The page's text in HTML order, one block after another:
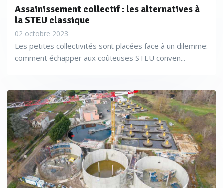
Assainissement collectif : les alternatives à
la STEU classique
02 octobre 2023
Les petites collectivités sont placées face à un dilemme:
comment échapper aux coûteuses STEU conven...